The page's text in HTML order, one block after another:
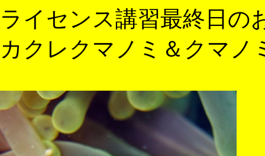
ライセンス講習最終日の
カクレクマノミ＆クマノ